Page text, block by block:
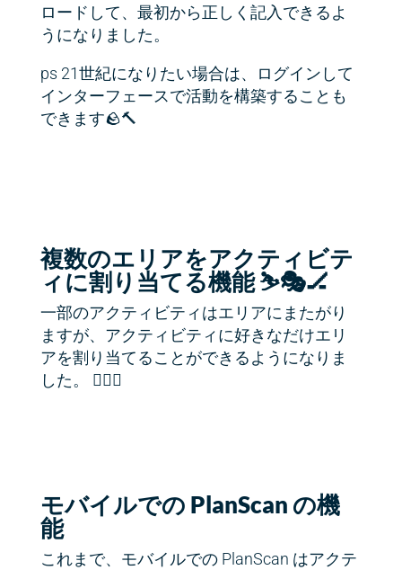
ロードして、最初から正しく記入できるよ
うになりました。
ps 21世紀になりたい場合は、ログインして
インターフェースで活動を構築することも
できます🪨🔨
複数のエリアをアクティビテ
ィに割り当てる機能 ⛷🎭🏒
一部のアクティビティはエリアにまたがり
ますが、アクティビティに好きなだけエリ
アを割り当てることができるようになりま
した。 🏌🏽‍♀️
モバイルでの PlanScan の機
能
これまで、モバイルでの PlanScan はアクテ